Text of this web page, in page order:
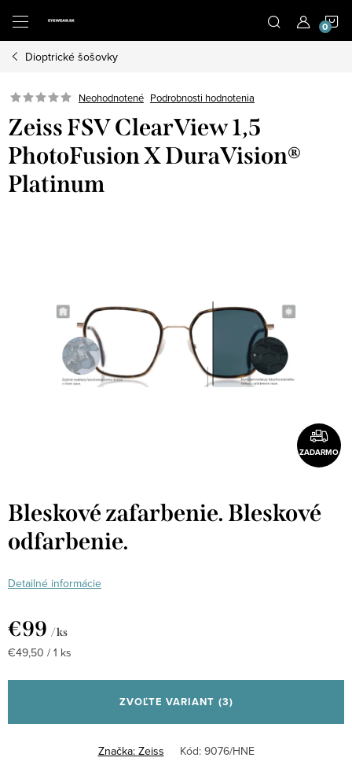
obsah
Dioptrické šošovky
Neohodnotené Podrobnosti hodnotenia
Zeiss FSV ClearView 1,5
PhotoFusion X DuraVision®
Platinum
ZADARMO
Bleskové zafarbenie. Bleskové
odfarbenie.
Detailné informácie
€99 / ks
Jednotková
€49,50 / 1 ks
ZVOĽTE VARIANT (3)
Značka: Zeiss Kód: 9076/HNE